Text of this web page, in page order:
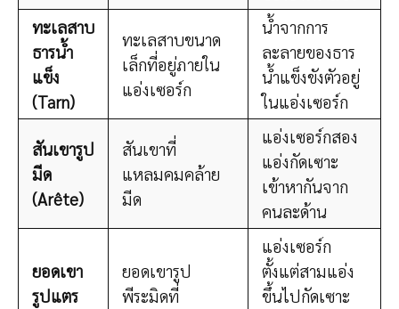
ทะเลสาบ
ธารน้ำ
แข็ง
(Tarn)
ทะเลสาบขนาด
เล็กที่อยู่ภายใน
แอ่งเซอร์ก
น้ำจากการ
ละลายของธาร
น้ำแข็งขังตัวอยู่
ในแอ่งเซอร์ก
สันเขารูป
มีด
(Arête)
สันเขาที่
แหลมคมคล้าย
มีด
แอ่งเซอร์กสอง
แอ่งกัดเซาะ
เข้าหากันจาก
คนละด้าน
ยอดเขา
รูปแตร
ยอดเขารูป
พีระมิดที่
แอ่งเซอร์ก
ตั้งแต่สามแอ่ง
ขึ้นไปกัดเซาะ